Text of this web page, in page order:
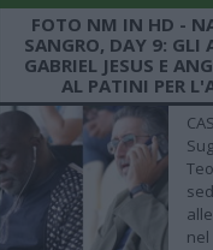
FOTO NM IN HD -
SANGRO, DAY 9: GLI
GABRIEL JESUS E
AL PATINI PER
nel